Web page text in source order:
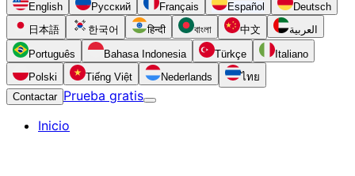
English Русский Français Español
Deutsch
日本語
한국어 हिन्दी বাংলা 中文 العربية
Português Bahasa Indonesia Türkçe
Italiano
Polski
Tiếng Việt Nederlands
ไทย
Contactar Prueba gratis
Inicio